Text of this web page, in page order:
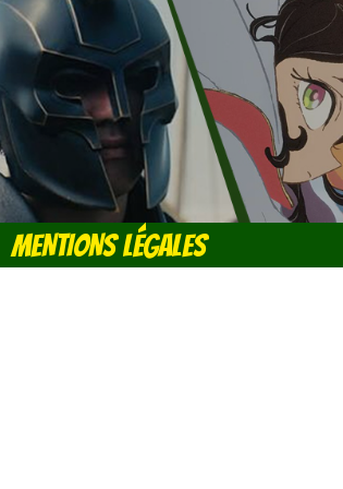
MENTIONS LÉGALES